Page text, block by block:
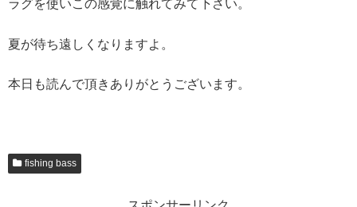
ラグを使いこの感覚に触れてみて下さい。
夏が待ち遠しくなりますよ。
本日も読んで頂きありがとうございます。
fishing bass